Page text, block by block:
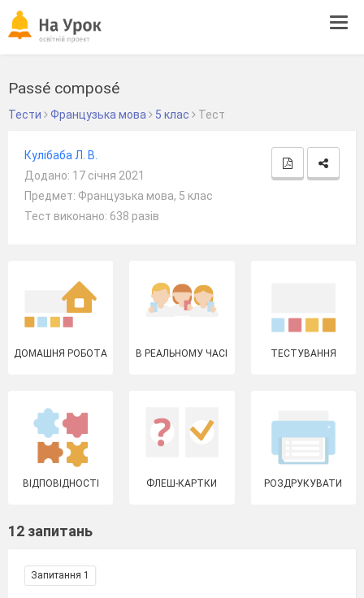
Passé composé
Тести Французька мова 5 клас Тест
Кулібаба Л. В.
Додано: 17 січня 2021
Предмет: Французька мова, 5 клас
Тест виконано: 638 разів
ДОМАШНЯ РОБОТА В РЕАЛЬНОМУ ЧАСІ ТЕСТУВАННЯ
ВІДПОВІДНОСТІ ФЛЕШ-КАРТКИ РОЗДРУКУВАТИ
12 запитань
Запитання 1